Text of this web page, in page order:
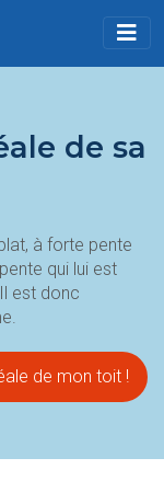
de sa
à forte pente
qui lui est
est donc
de mon toit !